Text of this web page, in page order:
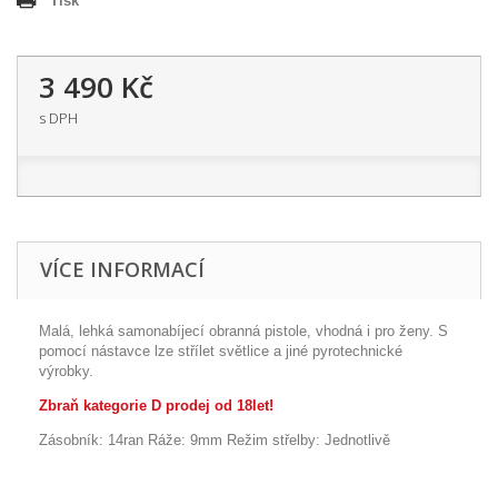
3 490 Kč
s DPH
VÍCE INFORMACÍ
Malá, lehká samonabíjecí obranná pistole, vhodná i pro ženy. S
pomocí nástavce lze střílet světlice a jiné pyrotechnické
výrobky.
Zbraň kategorie D prodej od 18let!
Zásobník: 14ran Ráže: 9mm Režim střelby: Jednotlivě